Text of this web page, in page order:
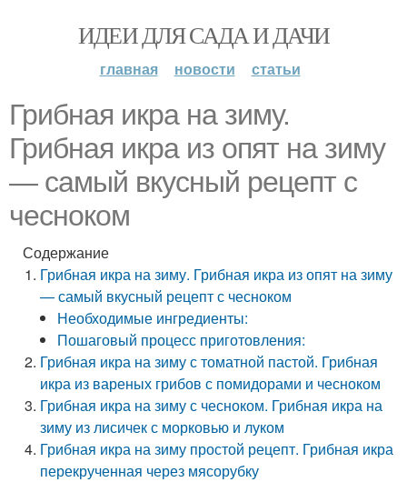
ИДЕИ ДЛЯ САДА И ДАЧИ
главная новости статьи
Грибная икра на зиму.
Грибная икра из опят на зиму
— самый вкусный рецепт с
чесноком
Содержание
Грибная икра на зиму. Грибная икра из опят на зиму
— самый вкусный рецепт с чесноком
Необходимые ингредиенты:
Пошаговый процесс приготовления:
Грибная икра на зиму с томатной пастой. Грибная
икра из вареных грибов с помидорами и чесноком
Грибная икра на зиму с чесноком. Грибная икра на
зиму из лисичек с морковью и луком
Грибная икра на зиму простой рецепт. Грибная икра
перекрученная через мясорубку